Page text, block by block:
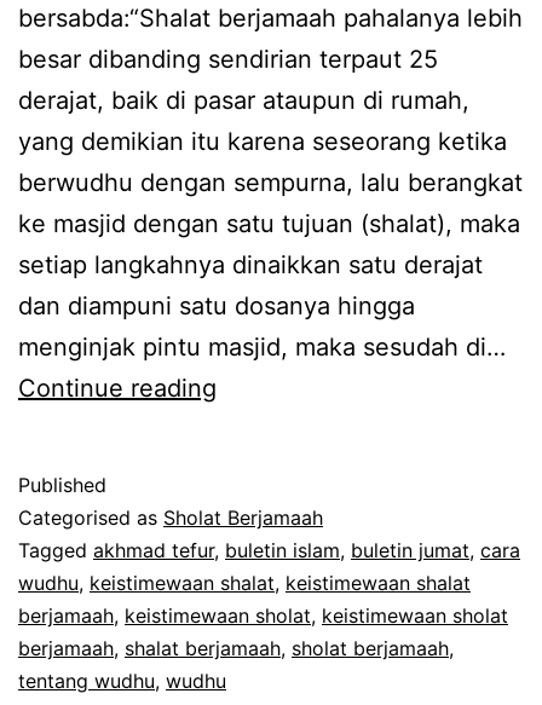
bersabda:“Shalat berjamaah pahalanya lebih
besar dibanding sendirian terpaut 25
derajat, baik di pasar ataupun di rumah,
yang demikian itu karena seseorang ketika
berwudhu dengan sempurna, lalu berangkat
ke masjid dengan satu tujuan (shalat), maka
setiap langkahnya dinaikkan satu derajat
dan diampuni satu dosanya hingga
menginjak pintu masjid, maka sesudah di…
Continue reading
di
Masjid
Published
Categorised as Sholat Berjamaah
Tagged akhmad tefur, buletin islam, buletin jumat, cara
wudhu, keistimewaan shalat, keistimewaan shalat
berjamaah, keistimewaan sholat, keistimewaan sholat
berjamaah, shalat berjamaah, sholat berjamaah,
tentang wudhu, wudhu